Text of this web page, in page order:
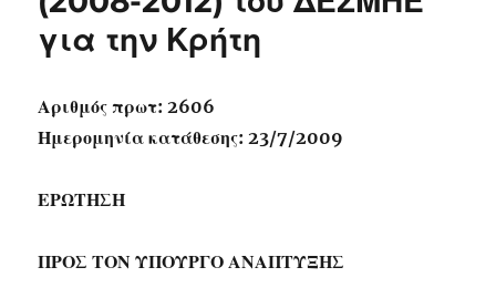
για την Κρήτη
Αριθμός πρωτ: 2606
Ημερομηνία κατάθεσης: 23/7/2009
ΕΡΩΤΗΣΗ
ΠΡΟΣ ΤΟΝ ΥΠΟΥΡΓΟ ΑΝΑΠΤΥΞΗΣ